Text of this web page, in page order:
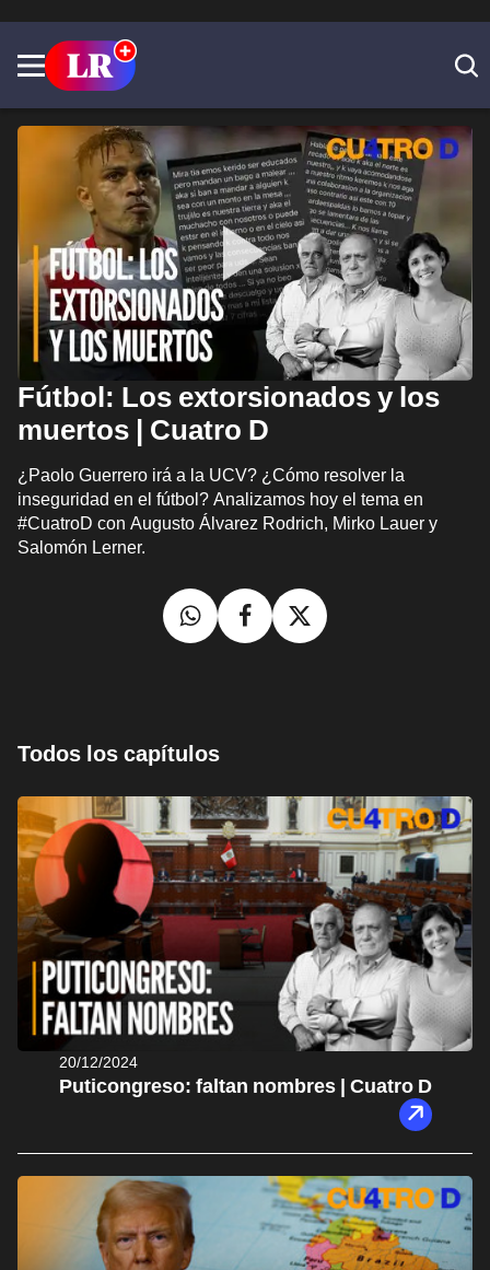
Fútbol: Los extorsionados y los
muertos | Cuatro D
¿Paolo Guerrero irá a la UCV? ¿Cómo resolver la
inseguridad en el fútbol? Analizamos hoy el tema en
#CuatroD con Augusto Álvarez Rodrich, Mirko Lauer y
Salomón Lerner.
Todos los capítulos
20/12/2024
Puticongreso: faltan nombres | Cuatro D